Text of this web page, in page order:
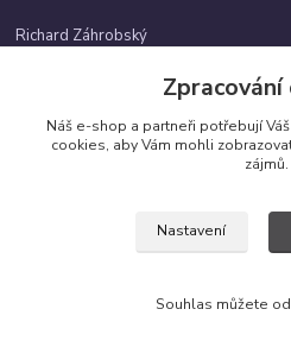
Richard Záhrobský
info@esoterik-shop.cz
Všechna práva vyhrazena.
Zpracování
Náš e-shop a partneři potřebují Váš
cookies, aby Vám mohli
zájmů.
Nastavení
Souhlas můžete